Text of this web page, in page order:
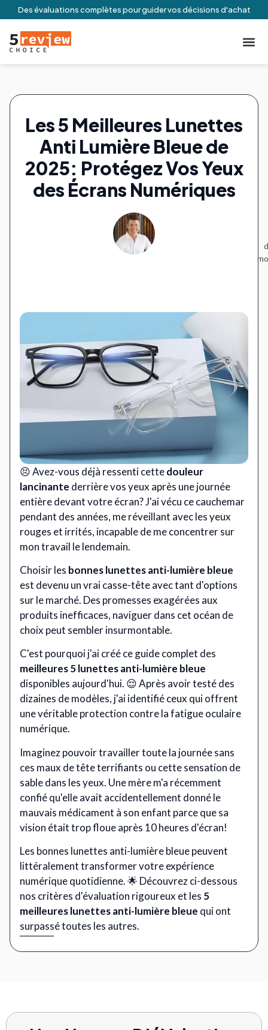
Des évaluations complètes pour guider vos décisions d'achat
Les 5 Meilleures Lunettes
Anti Lumière Bleue de
2025: Protégez Vos Yeux
des Écrans Numériques
😣 Avez-vous déjà ressenti cettedouleur
lancinante derrière vos yeux après une journée
entière devant votre écran? J'ai vécu ce cauchemar
pendant des années, me réveillant avec les yeux
rouges et irrités, incapable de me concentrer sur
mon travail le lendemain.
Choisir les bonnes lunettes anti-lumière bleue
est devenu un vrai casse-tête avec tant d'options
sur le marché. Des promesses exagérées aux
produits inefficaces, naviguer dans cet océan de
choix peut sembler insurmontable.
C'est pourquoi j'ai créé ce guide complet des
meilleures 5 lunettes anti-lumière bleue
disponibles aujourd'hui. 😌 Après avoir testé des
dizaines de modèles, j'ai identifié ceux qui offrent
une véritable protection contre la fatigue oculaire
numérique.
Imaginez pouvoir travailler toute la journée sans
ces maux de tête terrifiants ou cette sensation de
sable dans les yeux. Une mère m'a récemment
confié qu'elle avait accidentellement donné le
mauvais médicament à son enfant parce que sa
vision était trop floue après 10 heures d'écran!
Les bonnes lunettes anti-lumière bleue peuvent
littéralement transformer votre expérience
numérique quotidienne. 🌟 Découvrez ci-dessous
nos critères d'évaluation rigoureux et les 5
meilleures lunettes anti-lumière bleue qui ont
surpassé toutes les autres.